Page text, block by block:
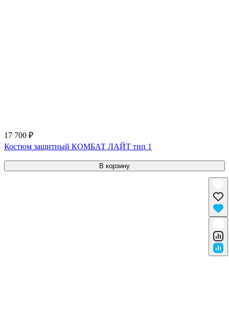
17 700 ₽
Костюм защитный КОМБАТ ЛАЙТ тип 1
В корзину